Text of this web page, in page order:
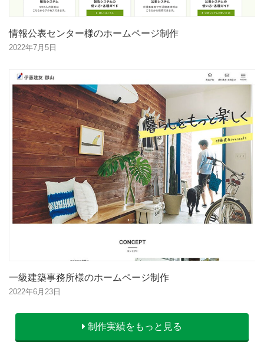
情報公表センター様のホームページ制作
2022年7月5日
一級建築事務所様のホームページ制作
2022年6月23日
制作実績をもっと見る